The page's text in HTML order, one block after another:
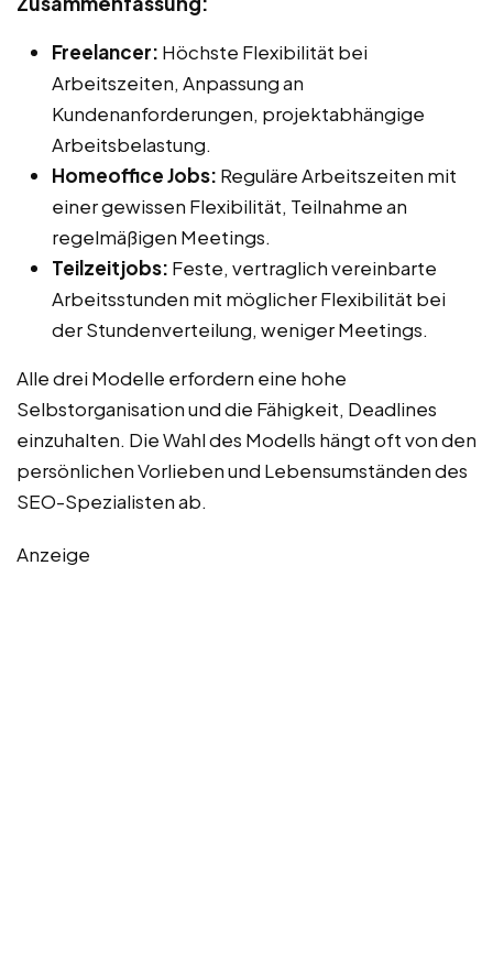
Freelancer: Höchste Flexibilität bei
Arbeitszeiten, Anpassung an
Kundenanforderungen, projektabhängige
Arbeitsbelastung.
Homeoffice Jobs: Reguläre Arbeitszeiten mit
einer gewissen Flexibilität, Teilnahme an
regelmäßigen Meetings.
Teilzeitjobs: Feste, vertraglich vereinbarte
Arbeitsstunden mit möglicher Flexibilität bei
der Stundenverteilung, weniger Meetings.
Alle drei Modelle erfordern eine hohe
Selbstorganisation und die Fähigkeit, Deadlines
einzuhalten. Die Wahl des Modells hängt oft von den
persönlichen Vorlieben und Lebensumständen des
SEO-Spezialisten ab.
Anzeige